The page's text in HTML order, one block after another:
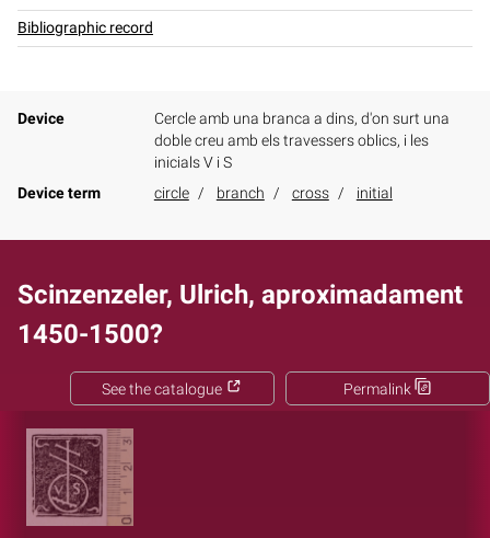
Bibliographic record
Device
Cercle amb una branca a dins, d'on surt una
doble creu amb els travessers oblics, i les
inicials V i S
Device term
circle branch cross initial
Scinzenzeler, Ulrich, aproximadament
1450-1500?
Permalink
See the catalogue